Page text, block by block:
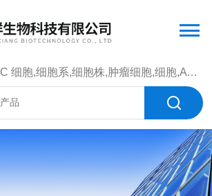
胞系,细胞株,肿瘤细胞,细胞,ATCC 菌种，CMCC 菌种，标准菌株，质控菌种，微生物菌种，菌株，菌种